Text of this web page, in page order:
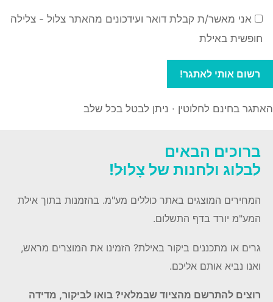
אני מאשר/ת קבלת דואר ועידכונים מהאתר צלול - צלילה
חופשית באילת
האתגר בחינם לחלוטין · ניתן לבטל בכל שלב
ברוכים הבאים
לבלוג ולחנות של צָלוּל!
המחירים המוצגים באתר כוללים מע"מ. בהזמנות בתוך אילת
המע"מ יורד בדף התשלום.
גרים או מתכננים ביקור באילת? הזמינו את המוצרים מראש,
ואנו נביא אותם אליכם.
רוצים להתרשם מהציוד שבמלאי? בואו לביקור, מדידה